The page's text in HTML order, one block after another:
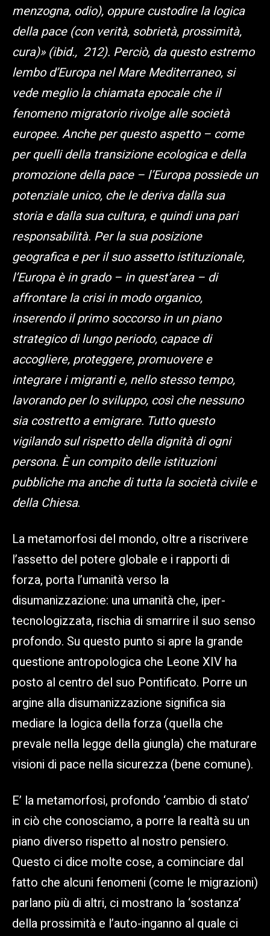
menzogna, odio), oppure custodire la logica
della pace (con verità, sobrietà, prossimità,
cura)» (ibid., 212). Perciò, da questo estremo
lembo d’Europa nel Mare Mediterraneo, si
vede meglio la chiamata epocale che il
fenomeno migratorio rivolge alle società
europee. Anche per questo aspetto – come
per quelli della transizione ecologica e della
promozione della pace – l’Europa possiede un
potenziale unico, che le deriva dalla sua
storia e dalla sua cultura, e quindi una pari
responsabilità. Per la sua posizione
geografica e per il suo assetto istituzionale,
l’Europa è in grado – in quest’area – di
affrontare la crisi in modo organico,
inserendo il primo soccorso in un piano
strategico di lungo periodo, capace di
accogliere, proteggere, promuovere e
integrare i migranti e, nello stesso tempo,
lavorando per lo sviluppo, così che nessuno
sia costretto a emigrare. Tutto questo
vigilando sul rispetto della dignità di ogni
persona. È un compito delle istituzioni
pubbliche ma anche di tutta la società civile e
della Chiesa.
La metamorfosi del mondo, oltre a riscrivere
l’assetto del potere globale e i rapporti di
forza, porta l’umanità verso la
disumanizzazione: una umanità che, iper-
tecnologizzata, rischia di smarrire il suo senso
profondo. Su questo punto si apre la grande
questione antropologica che Leone XIV ha
posto al centro del suo Pontificato. Porre un
argine alla disumanizzazione significa sia
mediare la logica della forza (quella che
prevale nella legge della giungla) che maturare
visioni di pace nella sicurezza (bene comune).
E’ la metamorfosi, profondo ‘cambio di stato’
in ciò che conosciamo, a porre la realtà su un
piano diverso rispetto al nostro pensiero.
Questo ci dice molte cose, a cominciare dal
fatto che alcuni fenomeni (come le migrazioni)
parlano più di altri, ci mostrano la ‘sostanza’
della prossimità e l’auto-inganno al quale ci